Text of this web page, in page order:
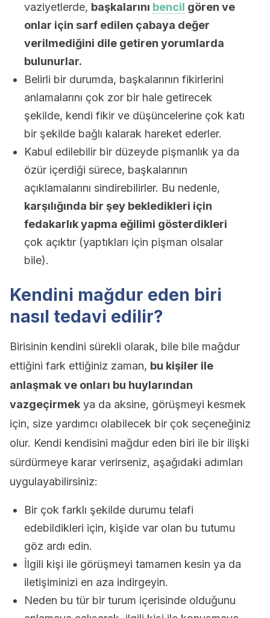
vaziyetlerde, başkalarını bencil gören ve
onlar için sarf edilen çabaya değer
verilmediğini dile getiren yorumlarda
bulunurlar.
Belirli bir durumda, başkalarının fikirlerini
anlamalarını çok zor bir hale getirecek
şekilde, kendi fikir ve düşüncelerine çok katı
bir şekilde bağlı kalarak hareket ederler.
Kabul edilebilir bir düzeyde pişmanlık ya da
özür içerdiği sürece, başkalarının
açıklamalarını sindirebilirler. Bu nedenle,
karşılığında bir şey bekledikleri için
fedakarlık yapma eğilimi gösterdikleri
çok açıktır (yaptıkları için pişman olsalar
bile).
Kendini mağdur eden biri
nasıl tedavi edilir?
Birisinin kendini sürekli olarak, bile bile mağdur
ettiğini fark ettiğiniz zaman, bu kişiler ile
anlaşmak ve onları bu huylarından
vazgeçirmek ya da aksine, görüşmeyi kesmek
için, size yardımcı olabilecek bir çok seçeneğiniz
olur. Kendi kendisini mağdur eden biri ile bir ilişki
sürdürmeye karar verirseniz, aşağıdaki adımları
uygulayabilirsiniz:
Bir çok farklı şekilde durumu telafi
edebildikleri için, kişide var olan bu tutumu
göz ardı edin.
İlgili kişi ile görüşmeyi tamamen kesin ya da
iletişiminizi en aza indirgeyin.
Neden bu tür bir turum içerisinde olduğunu